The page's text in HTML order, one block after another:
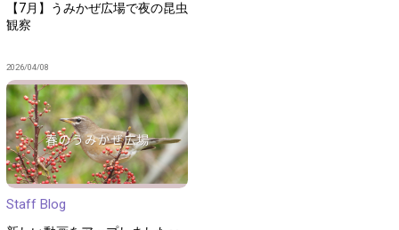
【7月】うみかぜ広場で夜の昆虫
観察
2026/04/08
Staff Blog